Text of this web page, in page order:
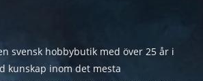
svensk hobbybutik med över 25 år i
kunskap inom det mesta